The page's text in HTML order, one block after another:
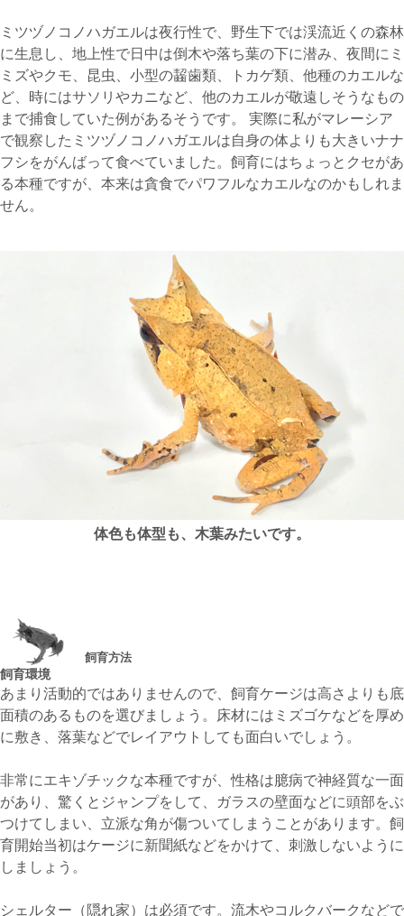
ミツヅノコノハガエルは夜行性で、野生下では渓流近くの森林
に生息し、地上性で日中は倒木や落ち葉の下に潜み、夜間にミ
ミズやクモ、昆虫、小型の齧歯類、トカゲ類、他種のカエルな
ど、時にはサソリやカニなど、他のカエルが敬遠しそうなもの
まで捕食していた例があるそうです。 実際に私がマレーシア
で観察したミツヅノコノハガエルは自身の体よりも大きいナナ
フシをがんばって食べていました。飼育にはちょっとクセがあ
る本種ですが、本来は貪食でパワフルなカエルなのかもしれま
せん。
体色も体型も、木葉みたいです。
飼育方法
飼育環境
あまり活動的ではありませんので、飼育ケージは高さよりも底
面積のあるものを選びましょう。床材にはミズゴケなどを厚め
に敷き、落葉などでレイアウトしても面白いでしょう。
非常にエキゾチックな本種ですが、性格は臆病で神経質な一面
があり、驚くとジャンプをして、ガラスの壁面などに頭部をぶ
つけてしまい、立派な角が傷ついてしまうことがあります。飼
育開始当初はケージに新聞紙などをかけて、刺激しないように
しましょう。
シェルター（隠れ家）は必須です。流木やコルクバークなどで